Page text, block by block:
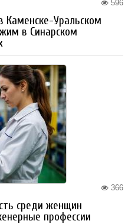
596
Каменске-Уральском
в Синарском
366
среди женщин
профессии